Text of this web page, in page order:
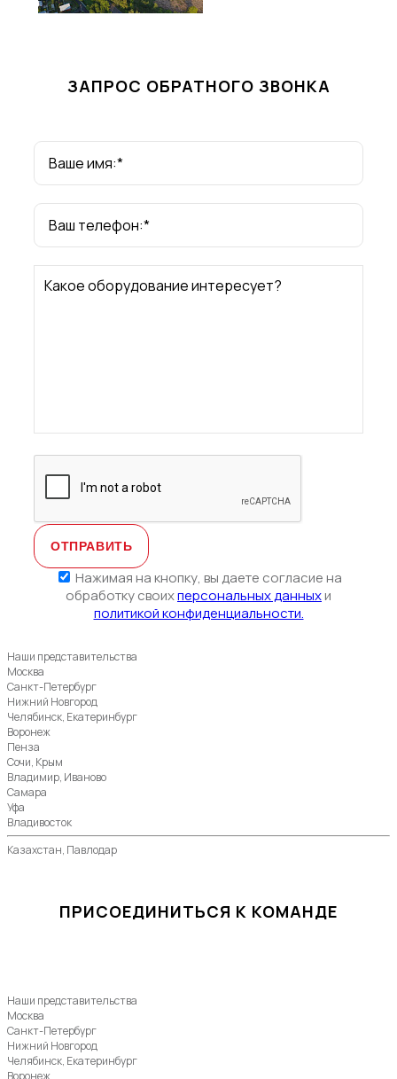
ЗАПРОС ОБРАТНОГО ЗВОНКА
Ваше имя:*
Ваш телефон:*
Какое оборудование интересует?
Нажимая на кнопку, вы даете согласие на
обработку своихперсональных данныхи
политикой конфиденциальности.
Наши представительства
Москва
Санкт-Петербург
Нижний Новгород
Челябинск, Екатеринбург
Воронеж
Пенза
Сочи, Крым
Владимир, Иваново
Самара
Уфа
Владивосток
Казахстан, Павлодар
ПРИСОЕДИНИТЬСЯ К КОМАНДЕ
Наши представительства
Москва
Санкт-Петербург
Нижний Новгород
Челябинск, Екатеринбург